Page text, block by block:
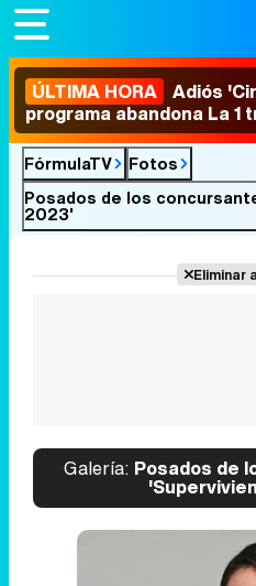
ÚLTIMA HORA Adiós
programa abandona La 1
FórmulaTV
Fotos
Posados de los
2023'
Eliminar
Galería: Posados de